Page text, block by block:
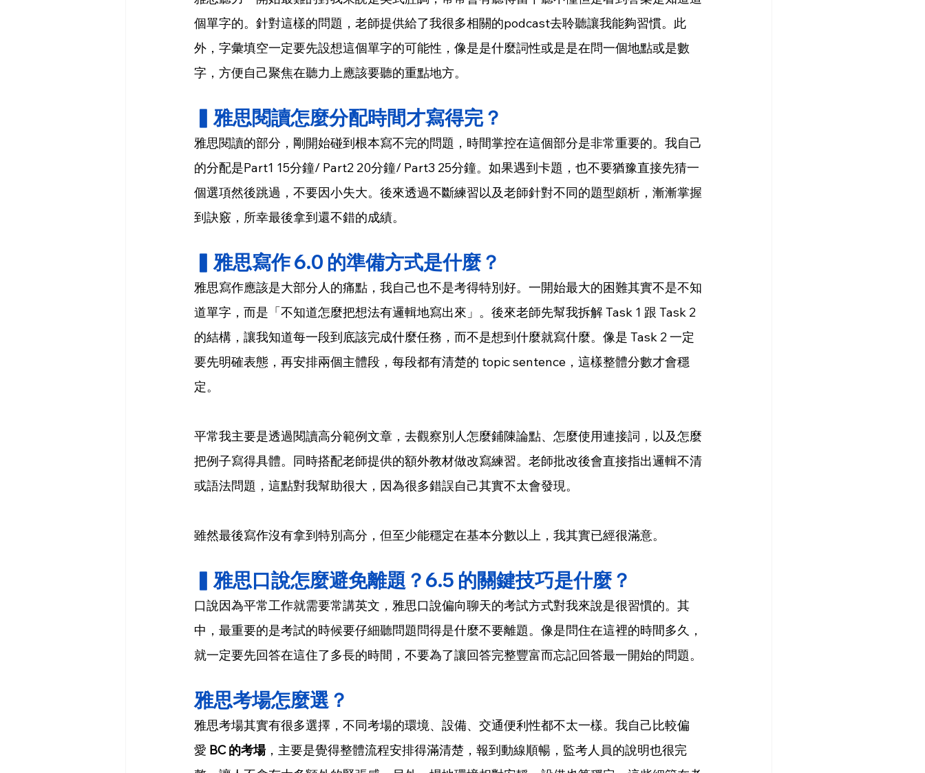
個單字的。針對這樣的問題，老師提供給了我很多相關的podcast去聆聽讓我能夠習慣。此
外，字彙填空一定要先設想這個單字的可能性，像是是什麼詞性或是是在問一個地點或是數
字，方便自己聚焦在聽力上應該要聽的重點地方。
▍雅思閱讀怎麼分配時間才寫得完？
雅思閱讀的部分，剛開始碰到根本寫不完的問題，時間掌控在這個部分是非常重要的。我自己
的分配是Part1 15分鐘/ Part2 20分鐘/ Part3 25分鐘。如果遇到卡題，也不要猶豫直接先猜一
個選項然後跳過，不要因小失大。後來透過不斷練習以及老師針對不同的題型頗析，漸漸掌握
到訣竅，所幸最後拿到還不錯的成績。
▍雅思寫作 6.0 的準備方式是什麼？
雅思寫作應該是大部分人的痛點，我自己也不是考得特別好。一開始最大的困難其實不是不知
道單字，而是「不知道怎麼把想法有邏輯地寫出來」。後來老師先幫我拆解 Task 1 跟 Task 2
的結構，讓我知道每一段到底該完成什麼任務，而不是想到什麼就寫什麼。像是 Task 2 一定
要先明確表態，再安排兩個主體段，每段都有清楚的 topic sentence，這樣整體分數才會穩
定。
平常我主要是透過閱讀高分範例文章，去觀察別人怎麼鋪陳論點、怎麼使用連接詞，以及怎麼
把例子寫得具體。同時搭配老師提供的額外教材做改寫練習。老師批改後會直接指出邏輯不清
或語法問題，這點對我幫助很大，因為很多錯誤自己其實不太會發現。
雖然最後寫作沒有拿到特別高分，但至少能穩定在基本分數以上，我其實已經很滿意。
▍雅思口說怎麼避免離題？6.5 的關鍵技巧是什麼？
口說因為平常工作就需要常講英文，雅思口說偏向聊天的考試方式對我來說是很習慣的。其
中，最重要的是考試的時候要仔細聽問題問得是什麼不要離題。像是問住在這裡的時間多久，
就一定要先回答在這住了多長的時間，不要為了讓回答完整豐富而忘記回答最一開始的問題。
雅思考場怎麼選？
雅思考場其實有很多選擇，不同考場的環境、設備、交通便利性都不太一樣。我自己比較偏
愛 BC 的考場，主要是覺得整體流程安排得滿清楚，報到動線順暢，監考人員的說明也很完